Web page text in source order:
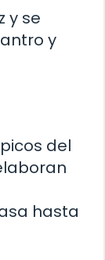
y se
y
del
hasta